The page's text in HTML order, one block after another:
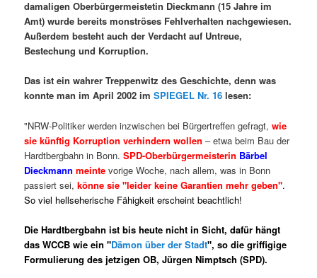
damaligen Oberbürgermeistetin Dieckmann (15 Jahre im
Amt) wurde bereits monströses Fehlverhalten nachgewiesen.
Außerdem besteht auch der Verdacht auf Untreue,
Bestechung und Korruption.
Das ist ein wahrer Treppenwitz des Geschichte, denn was
konnte man im April 2002 imSPIEGEL Nr. 16lesen:
"NRW-Politiker werden inzwischen bei Bürgertreffen gefragt,wie
sie künftig Korruption verhindern wollen – etwa beim Bau der
Hardtbergbahn in Bonn.SPD-Oberbürgermeisterin Bärbel
Dieckmann meinte vorige Woche, nach allem, was in Bonn
passiert sei, könne sie "leider keine Garantien mehr geben".
So viel hellseherische Fähigkeit erscheint beachtlich!
Die Hardtbergbahn ist bis heute nicht in Sicht, dafür hängt
das WCCB wie ein "Dämon über der Stadt", so die griffigige
Formulierung des jetzigen OB, Jürgen Nimptsch (SPD).